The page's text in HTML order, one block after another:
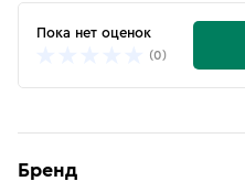
Пока нет оценок
(0)
Бренд